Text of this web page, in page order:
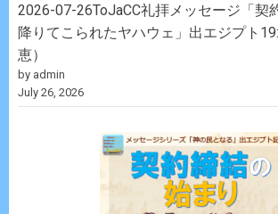
2026-07-26ToJaCC礼拝メッセージ「契
降りてこられたヤハウェ」出エジプト
恵）
by admin
July 26, 2026